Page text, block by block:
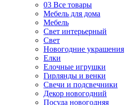
03 Все товары
Мебель для дома
Мебель
Свет интерьерный
Свет
Новогодние украшения
Елки
Елочные игрушки
Гирлянды и венки
Свечи и подсвечники
Декор новогодний
Посуда новогодняя